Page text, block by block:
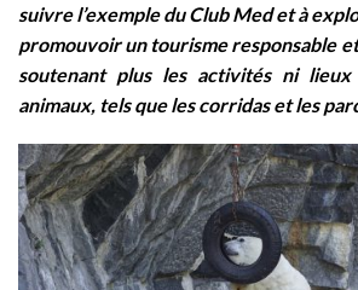
suivre l’exemple du Club Med et à
promouvoir un tourisme responsable
soutenant plus les activités ni
animaux, tels que les corridas et les